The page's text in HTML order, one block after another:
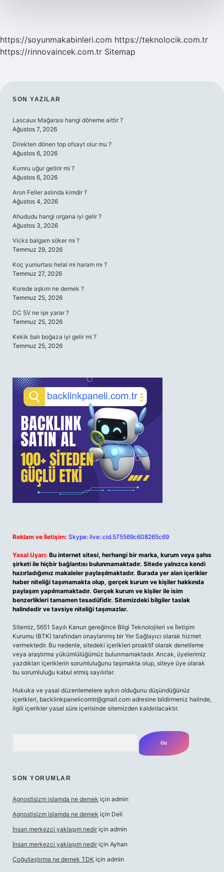
https://soyunmakabinleri.com https://teknolocik.com.tr
https://rinnovaincek.com.tr Sitemap
SIDEBAR
SON YAZILAR
Lascaux Mağarası hangi döneme aittir ?
Ağustos 7, 2026
Direkten dönen top ofsayt olur mu ?
Ağustos 6, 2026
Kumru uğur getirir mi ?
Ağustos 6, 2026
Aron Feller aslında kimdir ?
Ağustos 4, 2026
Ahududu hangi organa iyi gelir ?
Ağustos 3, 2026
Vicks balgam söker mi ?
Temmuz 29, 2026
Koç yumurtası helal mi haram mı ?
Temmuz 27, 2026
Korede aşkım ne demek ?
Temmuz 25, 2026
DC 5V ne işe yarar ?
Temmuz 25, 2026
Kekik balı boğaza iyi gelir mi ?
Temmuz 25, 2026
Reklam ve İletişim: Skype: live:.cid.575569c608265c69
Yasal Uyarı: Bu internet sitesi, herhangi bir marka, kurum veya şahıs
şirketi ile hiçbir bağlantısı bulunmamaktadır. Sitede yalnızca kendi
hazırladığımız makaleler paylaşılmaktadır. Burada yer alan içerikler
haber niteliği taşımamakta olup, gerçek kurum ve kişiler hakkında
paylaşım yapılmamaktadır. Gerçek kurum ve kişiler ile isim
benzerlikleri tamamen tesadüfidir. Sitemizdeki bilgiler taslak
halindedir ve tavsiye niteliği taşımazlar.
Sitemiz, 5651 Sayılı Kanun gereğince Bilgi Teknolojileri ve İletişim
Kurumu (BTK) tarafından onaylanmış bir Yer Sağlayıcı olarak hizmet
vermektedir. Bu nedenle, sitedeki içerikleri proaktif olarak denetleme
veya araştırma yükümlülüğümüz bulunmamaktadır. Ancak, üyelerimiz
yazdıkları içeriklerin sorumluluğunu taşımakta olup, siteye üye olarak
bu sorumluluğu kabul etmiş sayılırlar.
Hukuka ve yasal düzenlemelere aykırı olduğunu düşündüğünüz
içerikleri, backlinkpanelicomtr@gmail.com adresine bildirmeniz halinde,
ilgili içerikler yasal süre içerisinde sitemizden kaldırılacaktır.
SON YORUMLAR
Agnostisizm islamda ne demek için admin
Agnostisizm islamda ne demek için Deli
İnsan merkezci yaklaşım nedir için admin
İnsan merkezci yaklaşım nedir için Ayhan
Çoğullaştırma ne demek TDK için admin